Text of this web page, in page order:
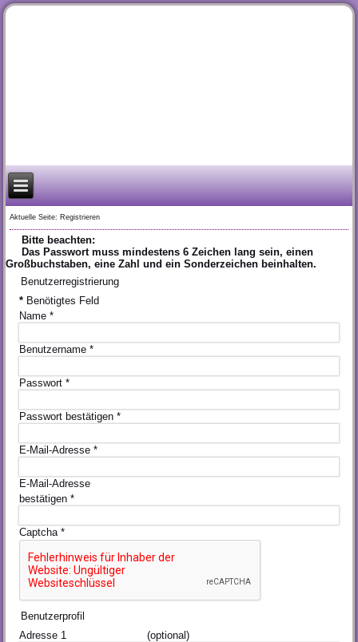
Aktuelle Seite: Registrieren
Bitte beachten:
Das Passwort muss mindestens 6 Zeichen lang sein, einen
Großbuchstaben, eine Zahl und ein Sonderzeichen beinhalten.
Benutzerregistrierung
* Benötigtes Feld
Name *
Benutzername *
Passwort *
Passwort bestätigen *
E-Mail-Adresse *
E-Mail-Adresse
bestätigen *
Captcha*
Benutzerprofil
Adresse 1
(optional)